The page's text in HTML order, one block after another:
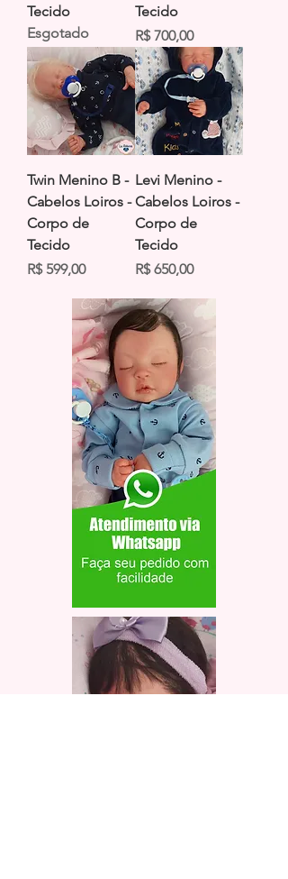
Tecido
Esgotado
Tecido
Preço
R$ 700,00
Twin Menino B -
Cabelos Loiros -
Corpo de
Tecido
Preço
R$ 599,00
Levi Menino -
Cabelos Loiros -
Corpo de
Tecido
Preço
R$ 650,00